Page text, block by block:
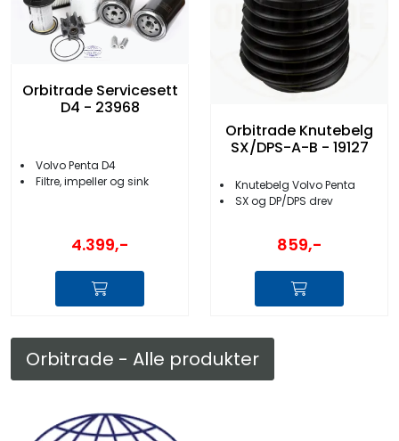
Orbitrade Servicesett
D4 - 23968
Volvo Penta D4
Filtre, impeller og sink
4.399,-
Orbitrade Knutebelg
SX/DPS-A-B - 19127
Knutebelg Volvo Penta
SX og DP/DPS drev
859,-
Orbitrade - Alle produkter